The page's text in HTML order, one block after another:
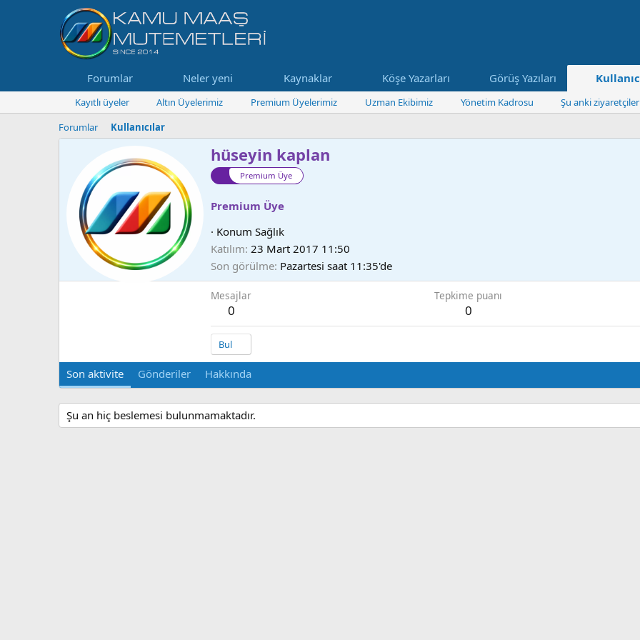
Forumlar Neler yeni Kaynaklar Köşe Yazarları Görüş Yazıları
Kayıtlı üyeler Altın Üyelerimiz Premium Üyelerimiz Uzman Ekibimiz Yönetim Kadrosu
Şu anki ziyaretçiler
Forumlar
Kullanıcılar
hüseyin kaplan
Premium Üye
Premium Üye
· Konum Sağlık
Katılım 23 Mart 2017 11:50
Son görülme Pazartesi saat 11:35'de
Mesajlar
0
Tepkime puanı
0
Bul
Son aktivite Gönderiler Hakkında
Şu an hiç beslemesi bulunmamaktadır.